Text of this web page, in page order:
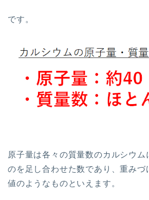
です。
原子量は各々の質量数のカルシウム
のを足し合わせた数であり、重みづ
値のようなものといえます。